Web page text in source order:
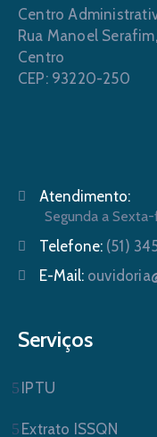
Centro
Rua Manoel
Centro
CEP: 93220-250
Atendimento:
Segunda a Sexta-
Telefone: (51)
E-Mail:
Serviços
IPTU
Extrato ISSQN